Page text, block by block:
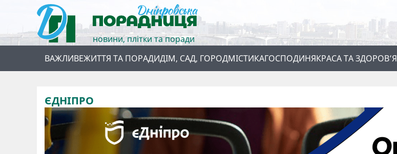
новини, плітки та поради
ВАЖЛИВЕЖИТТЯ ТА ПОРАДИДІМ, САД, ГОРОДМІСТИКАГОСПОДИНЯКРАСА ТА ЗДОРОВ’Я
ЄДНІПРО